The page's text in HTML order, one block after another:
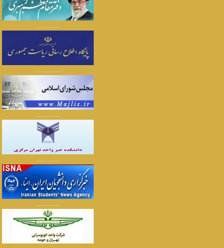
................
................
................
................
................